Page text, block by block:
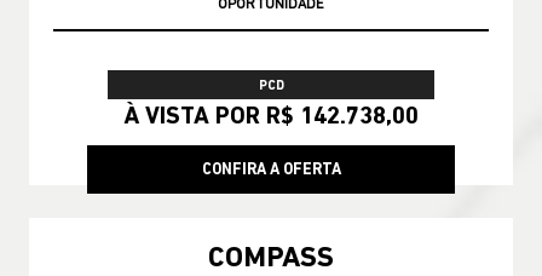
OPORTUNIDADE
PCD
À VISTA POR R$ 142.738,00
CONFIRA A OFERTA
COMPASS